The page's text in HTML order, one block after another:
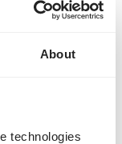
About
technologies
speziell im
Meile), als auch